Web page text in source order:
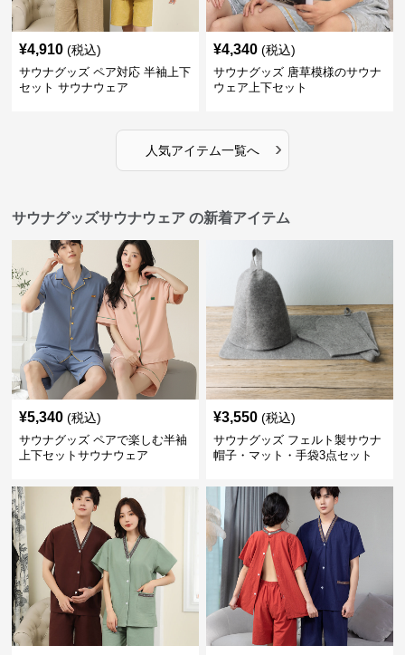
¥4,910 (税込)
サウナグッズ ペア対応 半袖上下
セット サウナウェア
¥4,340 (税込)
サウナグッズ 唐草模様のサウナ
ウェア上下セット
人気アイテム一覧へ ›
サウナグッズサウナウェア の新着アイテム
¥5,340 (税込)
サウナグッズ ペアで楽しむ半袖
上下セットサウナウェア
¥3,550 (税込)
サウナグッズ フェルト製サウナ
帽子・マット・手袋3点セット